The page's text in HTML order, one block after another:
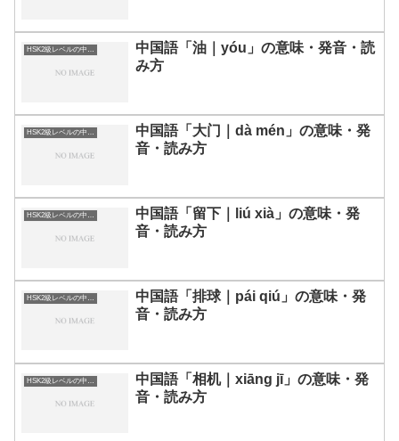
HSK2級レベルの中国語
中国語「油｜yóu」の意味・発音・読
み方
HSK2級レベルの中国語
中国語「大门｜dà mén」の意味・発
音・読み方
HSK2級レベルの中国語
中国語「留下｜liú xià」の意味・発
音・読み方
中国語「排球｜pái qiú」の意味・発
音・読み方
中国語「相机｜xiāng jī」の意味・発
音・読み方